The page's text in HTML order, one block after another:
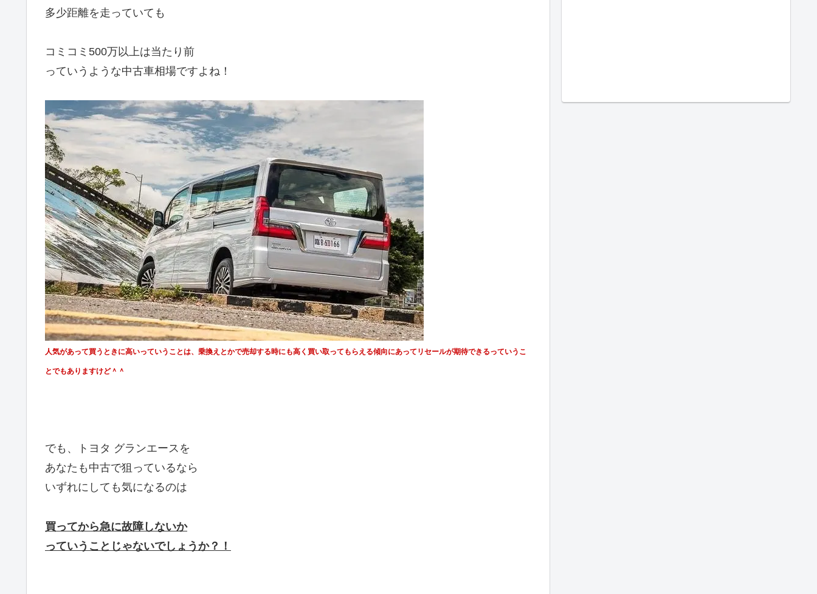
多少距離を走っていても
コミコミ500万以上は当たり前
っていうような中古車相場ですよね！
人気があって買うときに高いっていうことは、乗換えとかで売却する時にも高く買い取ってもらえる傾向にあってリセールが期待できるっていうこ
とでもありますけど＾＾
でも、トヨタ グランエースを
あなたも中古で狙っているなら
いずれにしても気になるのは
買ってから急に故障しないか
っていうことじゃないでしょうか？！